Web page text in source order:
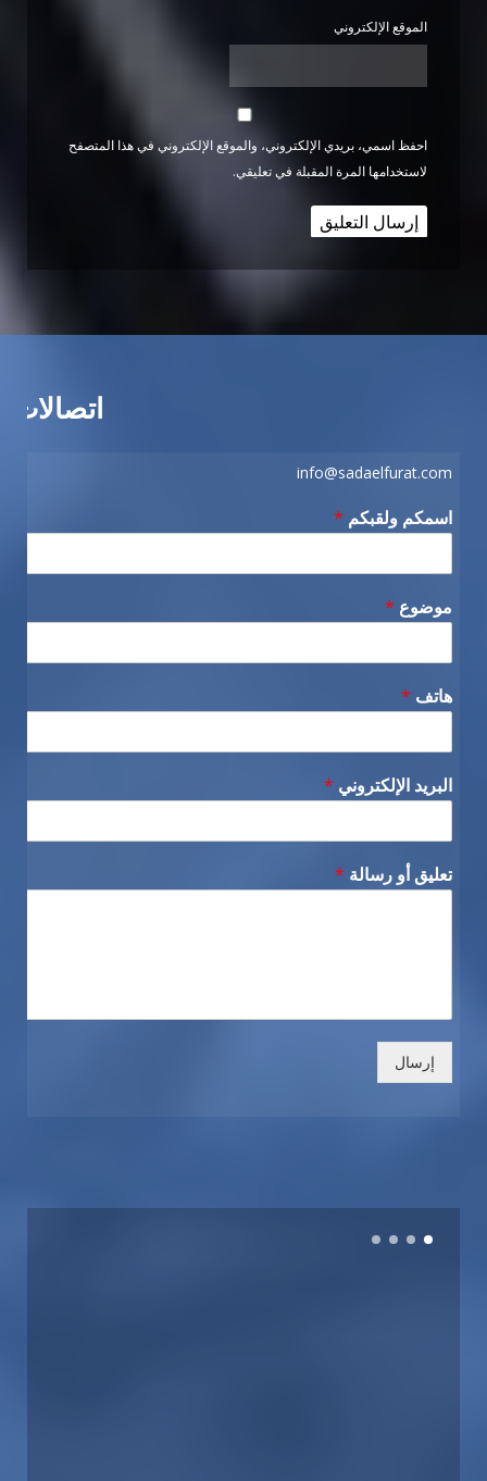
الموقع الإلكتروني
احفظ اسمي، بريدي الإلكتروني، والموقع الإلكتروني في هذا المتصفح
لاستخدامها المرة المقبلة في تعليقي.
اتصالات
info@sadaelfurat.com
اسمكم ولقبكم *
موضوع *
هاتف *
البريد الإلكتروني *
تعليق أو رسالة *
إرسال